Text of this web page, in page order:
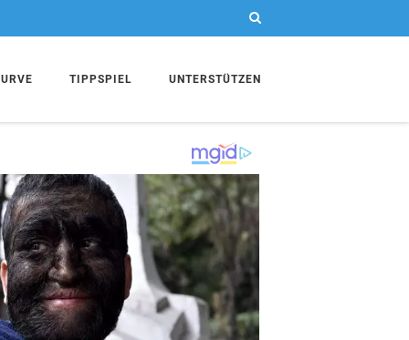
TIPPSPIEL UNTERSTÜTZEN